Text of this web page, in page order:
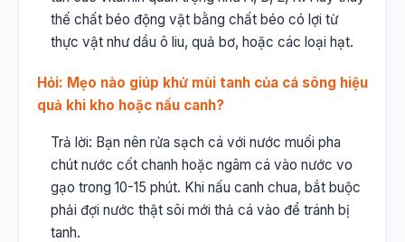
thế chất béo động vật bằng chất béo có lợi từ
thực vật như dầu ô liu, quả bơ, hoặc các loại hạt.
Hỏi: Mẹo nào giúp khử mùi tanh của cá sông hiệu
quả khi kho hoặc nấu canh?
Trả lời: Bạn nên rửa sạch cá với nước muối pha
chút nước cốt chanh hoặc ngâm cá vào nước vo
gạo trong 10-15 phút. Khi nấu canh chua, bắt buộc
phải đợi nước thật sôi mới thả cá vào để tránh bị
tanh.